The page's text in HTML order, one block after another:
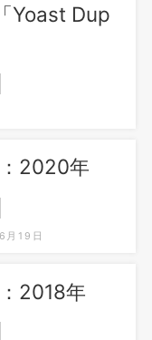
Yoast Dup
2020年
月19日
2018年